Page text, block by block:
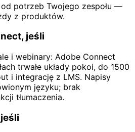
potrzeb Twojego zespołu —
z produktów.
jeśli
i webinary: Adobe Connect
trwałe układy pokoi, do 1500
i integrację z LMS. Napisy
języku; brak
tłumaczenia.